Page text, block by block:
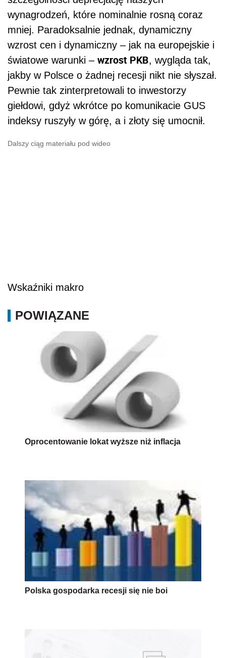
wynagrodzeń, które nominalnie rosną coraz
mniej. Paradoksalnie jednak, dynamiczny
wzrost cen i dynamiczny – jak na europejskie i
światowe warunki – wzrost PKB, wygląda tak,
jakby w Polsce o żadnej recesji nikt nie słyszał.
Pewnie tak zinterpretowali to inwestorzy
giełdowi, gdyż wkrótce po komunikacie GUS
indeksy ruszyły w górę, a i złoty się umocnił.
Dalszy ciąg materiału pod wideo
Wskaźniki makro
POWIĄZANE
Oprocentowanie lokat wyższe niż inflacja
Polska gospodarka recesji się nie boi